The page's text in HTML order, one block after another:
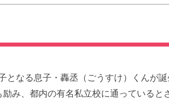
なる息子・轟丞（ごうすけ）くんが
み、都内の有名私立校に通っている